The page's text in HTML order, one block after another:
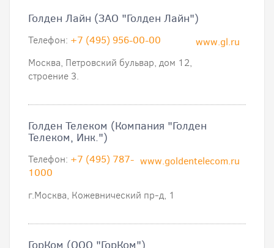
Голден Лайн (ЗАО "Голден Лайн")
www.gl.ru
Телефон: +7 (495) 956-00-00
Москва, Петровский бульвар, дом 12,
строение 3.
Голден Телеком (Компания "Голден
Телеком, Инк.")
www.goldentelecom.ru
Телефон: +7 (495) 787-
1000
г.Москва, Кожевнический пр-д, 1
ГорКом (ООО "ГорКом")